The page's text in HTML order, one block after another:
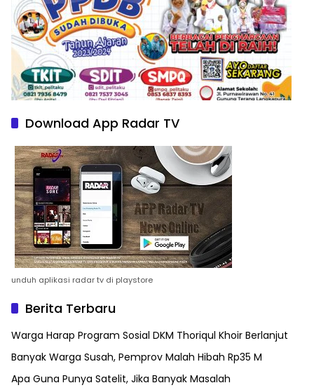
Download App Radar TV
unduh aplikasi radar tv di playstore
Berita Terbaru
Warga Harap Program Sosial DKM Thoriqul Khoir Berlanjut
Banyak Warga Susah, Pemprov Malah Hibah Rp35 M
Apa Guna Punya Satelit, Jika Banyak Masalah